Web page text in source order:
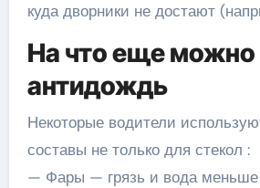
куда дворники не достают
На что еще можно
антидождь
Некоторые водители
составы не только для стекол :
— Фары — грязь и вода меньше